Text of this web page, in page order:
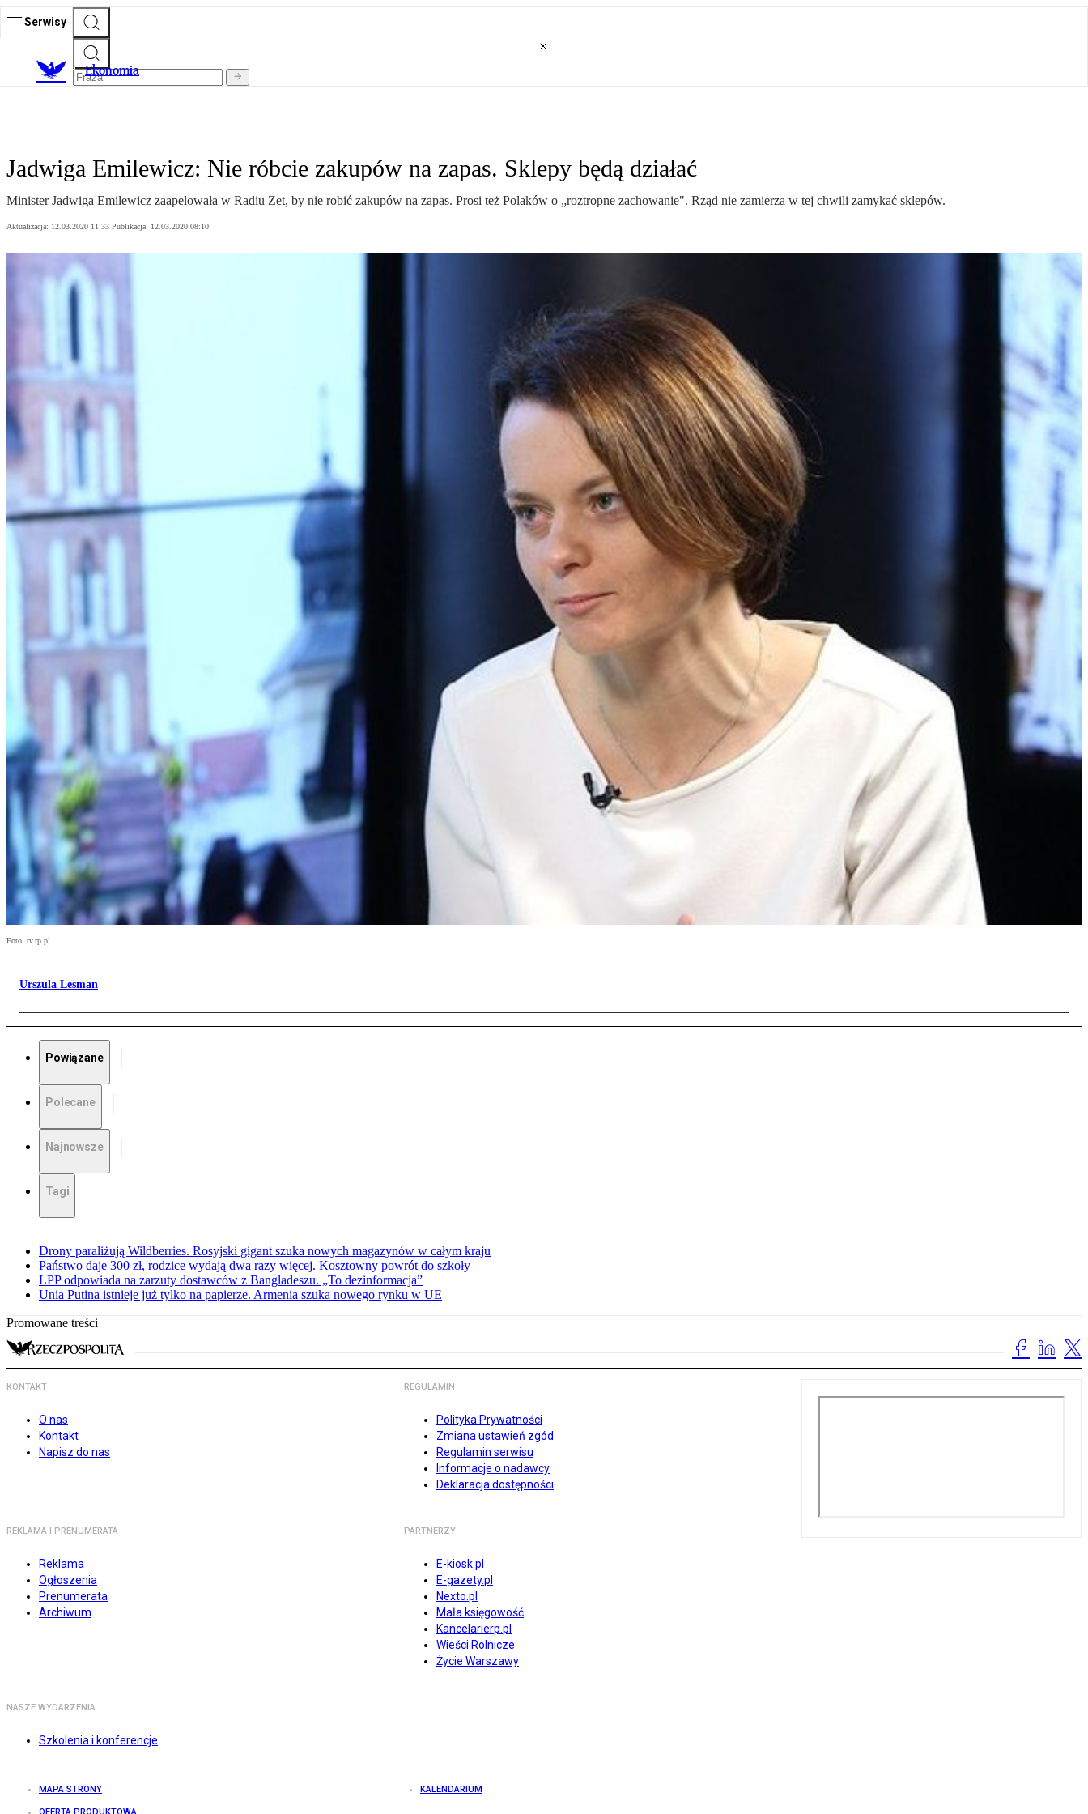
Serwisy
Ekonomia
Jadwiga Emilewicz: Nie róbcie zakupów na zapas. Sklepy będą działać
Minister Jadwiga Emilewicz zaapelowała w Radiu Zet, by nie robić zakupów na zapas. Prosi też Polaków o „roztropne zachowanie". Rząd nie zamierza w tej chwili zamykać sklepów.
Aktualizacja: 12.03.2020 11:33 Publikacja: 12.03.2020 08:10
Foto: tv.rp.pl
Urszula Lesman
Powiązane
Polecane
Najnowsze
Tagi
Drony paraliżują Wildberries. Rosyjski gigant szuka nowych magazynów w całym kraju
Państwo daje 300 zł, rodzice wydają dwa razy więcej. Kosztowny powrót do szkoły
LPP odpowiada na zarzuty dostawców z Bangladeszu. „To dezinformacja”
Unia Putina istnieje już tylko na papierze. Armenia szuka nowego rynku w UE
Promowane treści
KONTAKT
O nas
Kontakt
Napisz do nas
REGULAMIN
Polityka Prywatności
Zmiana ustawień zgód
Regulamin serwisu
Informacje o nadawcy
Deklaracja dostępności
REKLAMA I PRENUMERATA
Reklama
Ogłoszenia
Prenumerata
Archiwum
PARTNERZY
E-kiosk.pl
E-gazety.pl
Nexto.pl
Mała księgowość
Kancelarierp.pl
Wieści Rolnicze
Życie Warszawy
NASZE WYDARZENIA
Szkolenia i konferencje
MAPA STRONY KALENDARIUM